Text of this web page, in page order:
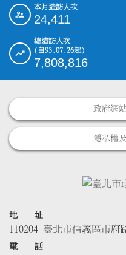
::: 本月造訪人次
24,411
總造訪人次
(自93.07.26起)
7,808,816
政府網
隱私權
地 址
110204 臺北市信義區市府
電 話